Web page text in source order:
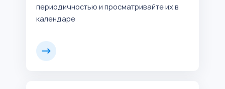
периодичностью и просматривайте их в
календаре